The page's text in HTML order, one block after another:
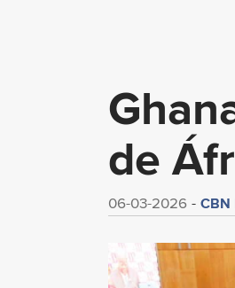
m
de
06-03-2026 CBN